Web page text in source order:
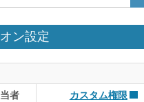
ン設定
者
カスタム権限